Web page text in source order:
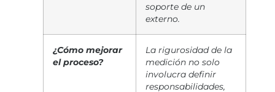
soporte de un
externo.
¿Cómo mejorar
el proceso?
La rigurosidad de la
medición no solo
involucra definir
responsabilidades,